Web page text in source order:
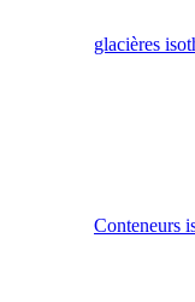
glacières
Conteneurs